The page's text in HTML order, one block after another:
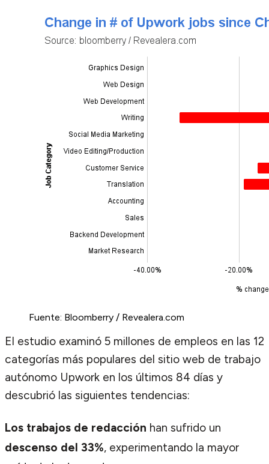
Fuente: Bloomberry / Revealera.com
El estudio examinó 5 millones de empleos en las 12
categorías más populares del sitio web de trabajo
autónomo Upwork en los últimos 84 días y
descubrió las siguientes tendencias:
Los trabajos de redacción han sufrido un
descenso del 33%, experimentando la mayor